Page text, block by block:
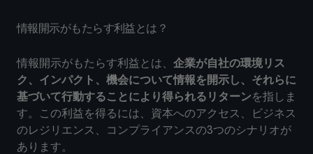
情報開示がもたらす利益とは？
情報開示がもたらす利益とは、 企業が自社の環境リス
ク、インパクト、機会について情報を開示し、それらに
基づいて行動することにより得られるリターンを指しま
す。この利益を得るには、資本へのアクセス、ビジネス
のレジリエンス、コンプライアンスの3つのシナリオが
あります。